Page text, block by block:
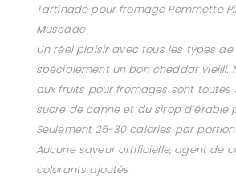
Tartinade pour fromage Pommette
Muscade
Un réel plaisir avec tous les types de
spécialement un bon cheddar vieilli.
aux fruits pour fromages sont toutes
sucre de canne et du sirop d’érable
Seulement 25-30 calories par portion
Aucune saveur artificielle, agent de
colorants ajoutés